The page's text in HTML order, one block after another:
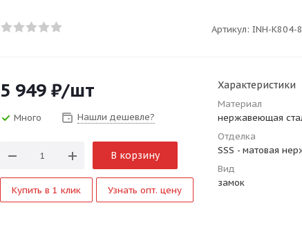
Артикул: INH-K804-
5 949 ₽/шт
Много Нашли дешевле?
В корзину
Купить в 1 клик Узнать опт. цену
Характеристики
Материал
нержавеющая
Отделка
SSS - матовая
Вид
замок